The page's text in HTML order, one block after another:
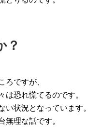
？
ろですが、
は恐れ慌てるのです。
状況となっています。
無理な話です。